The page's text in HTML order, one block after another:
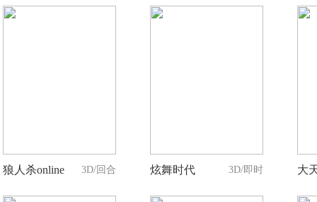
3D/回合
狼人杀online 3D/即时
炫舞时代 大